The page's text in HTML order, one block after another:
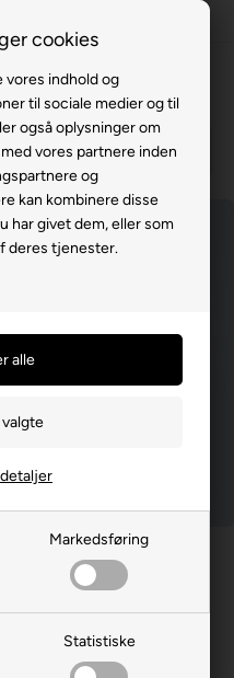
cookies
vores indhold og
til sociale medier og til
også oplysninger om
vores partnere inden
og
kan kombinere disse
har givet dem, eller som
deres tjenester.
Markedsføring
Statistiske
køb for 799,-
dig
00
m/leje